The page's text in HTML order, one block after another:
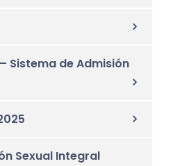
Sistema de Admisión
Sexual Integral